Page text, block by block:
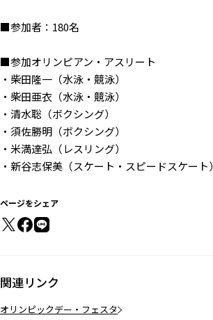
■参加者：180名
■参加オリンピアン・アスリート
・柴田隆一（水泳・競泳）
・柴田亜衣（水泳・競泳）
・清水聡（ボクシング）
・須佐勝明（ボクシング）
・米満達弘（レスリング）
・新谷志保美（スケート・スピードスケート）
ページをシェア
関連リンク
オリンピックデー・フェスタ